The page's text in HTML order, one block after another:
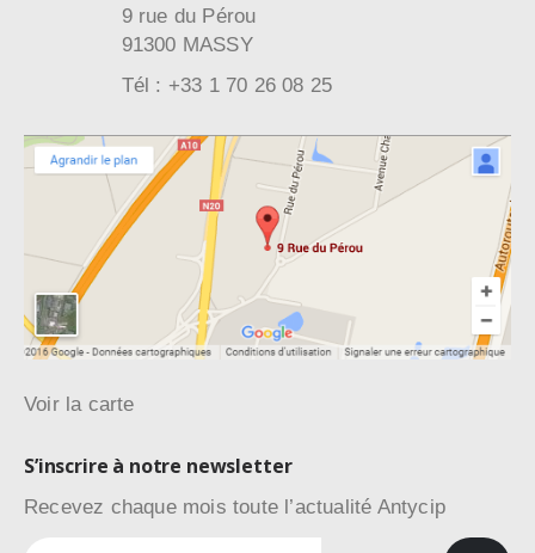
9 rue du Pérou
91300 MASSY
Tél : +33 1 70 26 08 25
Voir la carte
S’inscrire à notre newsletter
Recevez chaque mois toute l’actualité Antycip